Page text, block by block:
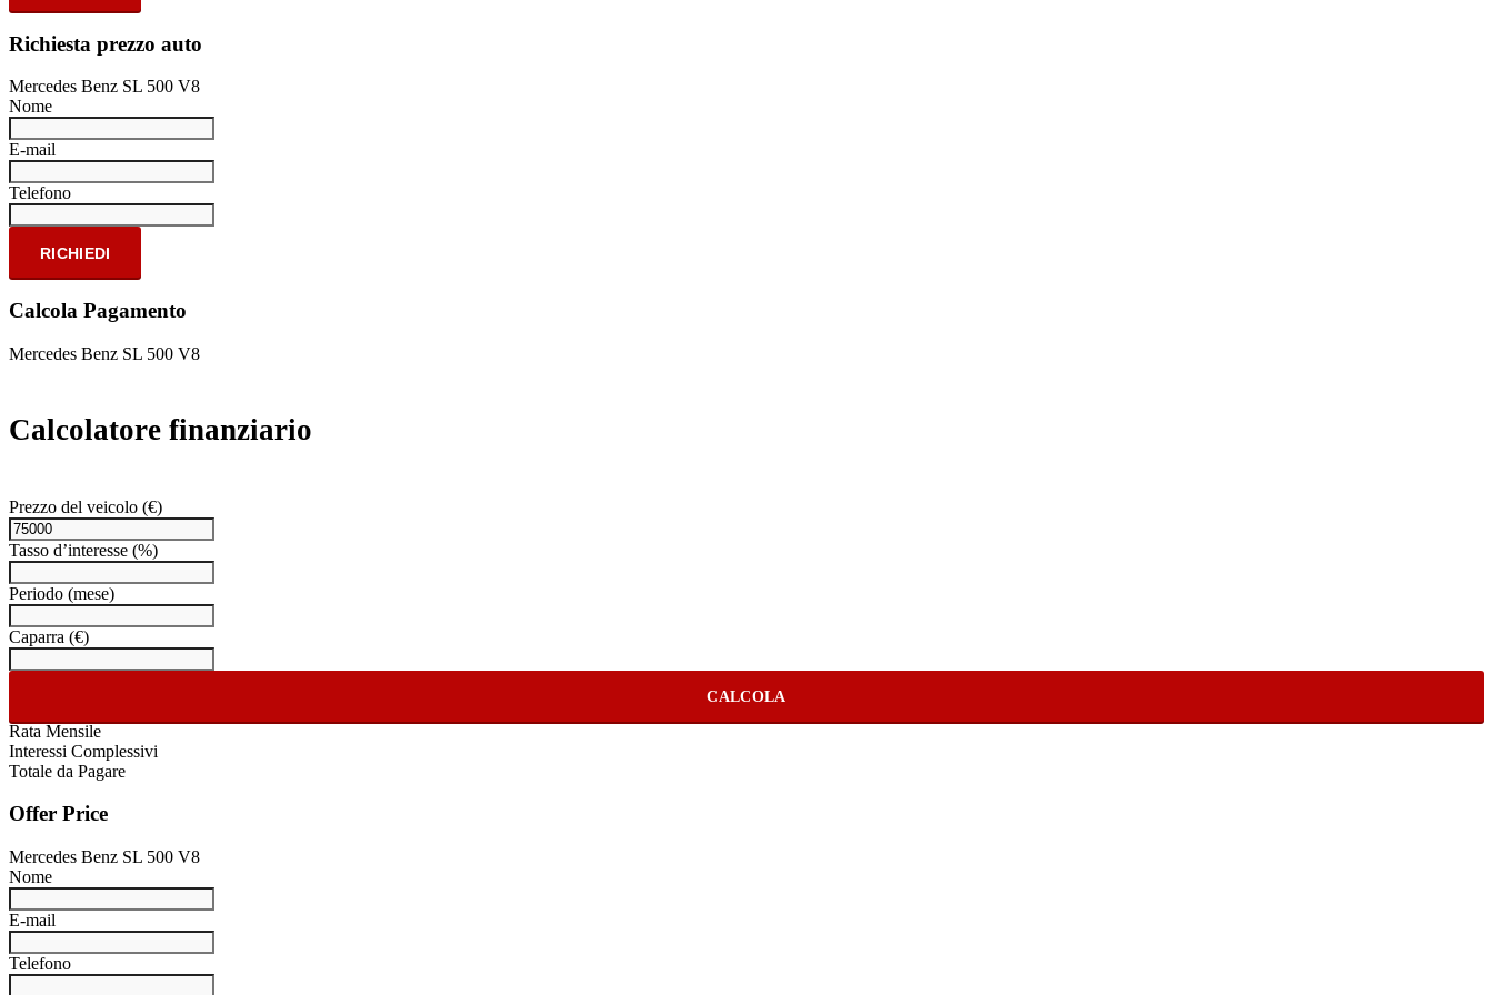
Richiesta prezzo auto
Mercedes Benz SL 500 V8
Nome
E-mail
Telefono
RICHIEDI
Calcola Pagamento
Mercedes Benz SL 500 V8
Calcolatore finanziario
Prezzo del veicolo (€)
Tasso d’interesse (%)
Periodo (mese)
Caparra (€)
CALCOLA
Rata Mensile
Interessi Complessivi
Totale da Pagare
Offer Price
Mercedes Benz SL 500 V8
Nome
E-mail
Telefono